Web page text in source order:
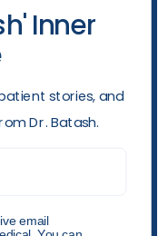
Inner
stories, and
Dr. Batash.
email